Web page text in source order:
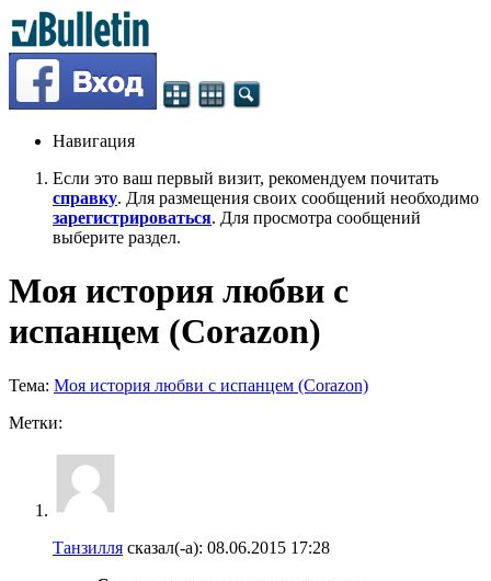
Навигация
Если это ваш первый визит, рекомендуем почитать
справку. Для размещения своих сообщений необходимо
зарегистрироваться. Для просмотра сообщений
выберите раздел.
Моя история любви с
испанцем (Corazon)
Тема: Моя история любви с испанцем (Corazon)
Метки:
Танзилля сказал(-а): 08.06.2015 17:28